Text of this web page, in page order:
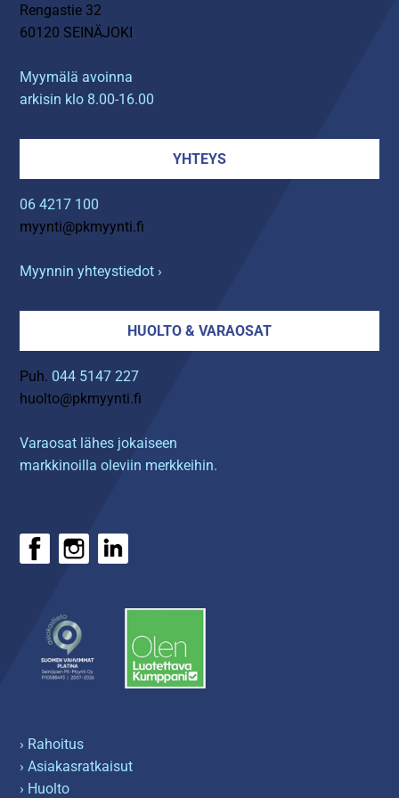
Rengastie 32
60120 SEINÄJOKI
Myymälä avoinna
arkisin klo 8.00-16.00
YHTEYS
06 4217 100
myynti@pkmyynti.fi
Myynnin yhteystiedot ›
HUOLTO & VARAOSAT
Puh. 044 5147 227
huolto@pkmyynti.fi
Varaosat lähes jokaiseen
markkinoilla oleviin merkkeihin.
› Rahoitus
› Asiakasratkaisut
› Huolto